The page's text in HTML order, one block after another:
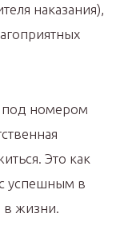
наказания),
под номером
Это как
успешным в
жизни.